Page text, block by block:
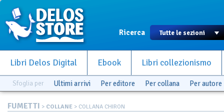
Ricerca
Libri Delos Digital Ebook Libri collezionismo
Sfoglia per Ultimi arrivi Per editore Per collana Per autore
FUMETTI > COLLANE > COLLANA CHIRON